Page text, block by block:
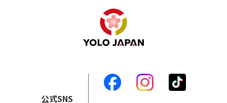
公式SNS